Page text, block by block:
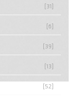
[31]
[6]
[39]
[13]
[52]